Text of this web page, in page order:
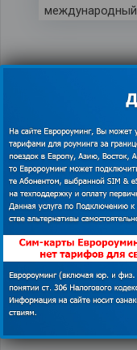
международный
Теле 2
до конца
10.05.2018
Евророуминг,
новости,
В апреле
нарушения в
Теле 2. В итоге
штраф, а…